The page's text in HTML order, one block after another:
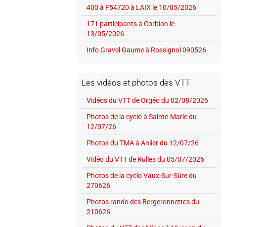
400 à F54720 à LAIX le 10/05/2026
171 participants à Corbion le
13/05/2026
Info Gravel Gaume à Rossignol 090526
Les vidéos et photos des VTT
Vidéos du VTT de Orgéo du 02/08/2026
Photos de la cyclo à Sainte-Marie du
12/07/26
Photos du TMA à Anlier du 12/07/26
Vidéo du VTT de Rulles du 05/07/2026
Photos de la cyclo Vaux-Sur-Sûre du
270626
Photos rando des Bergeronnettes du
210626